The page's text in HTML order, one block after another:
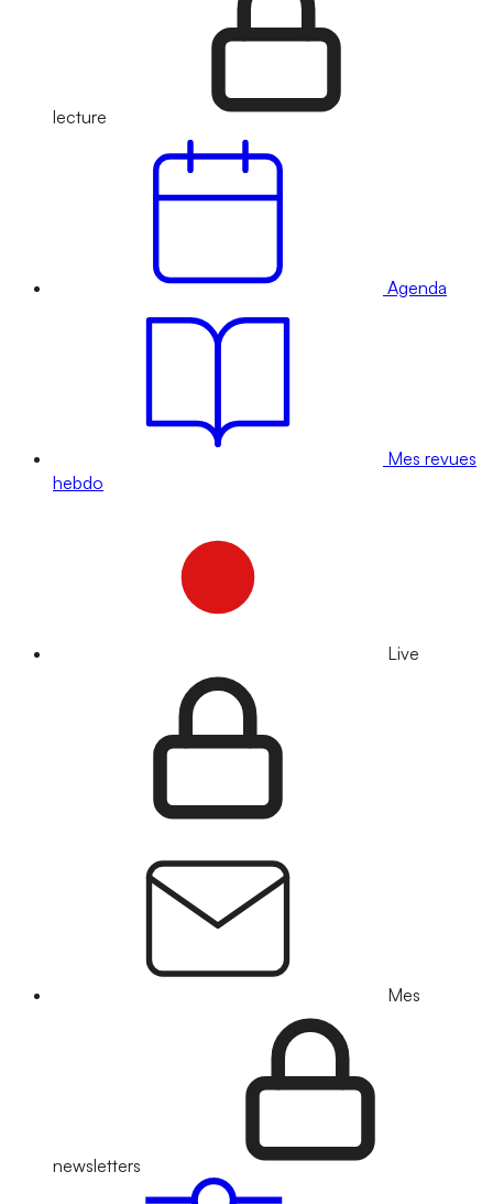
lecture
Agenda
Mes revues
hebdo
Live
Mes
newsletters